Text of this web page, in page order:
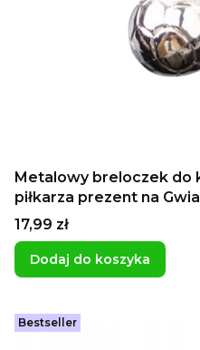
Metalowy breloczek do
piłkarza prezent na
metalowa piłka nożna i
Cena
17,99 zł
Dodaj do koszyka
Bestseller